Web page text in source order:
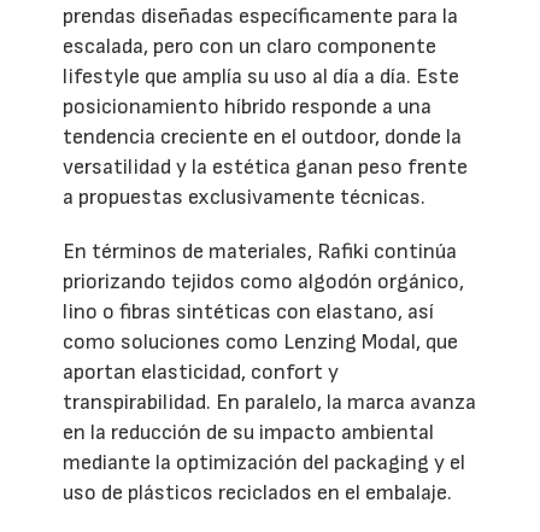
prendas diseñadas específicamente para la
escalada, pero con un claro componente
lifestyle que amplía su uso al día a día. Este
posicionamiento híbrido responde a una
tendencia creciente en el outdoor, donde la
versatilidad y la estética ganan peso frente
a propuestas exclusivamente técnicas.
En términos de materiales, Rafiki continúa
priorizando tejidos como algodón orgánico,
lino o fibras sintéticas con elastano, así
como soluciones como Lenzing Modal, que
aportan elasticidad, confort y
transpirabilidad. En paralelo, la marca avanza
en la reducción de su impacto ambiental
mediante la optimización del packaging y el
uso de plásticos reciclados en el embalaje.